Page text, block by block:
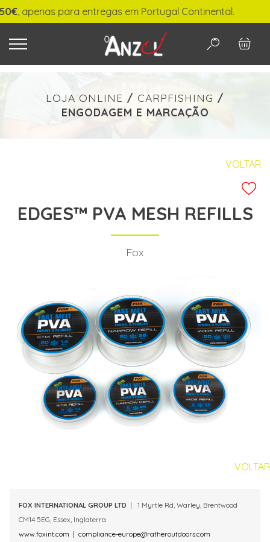
O QUE PROCURA?
-
PESQUISAR
apenas para entregas em Portugal Continental.
LOJA ONLINE / CARPFISHING /
ENGODAGEM E MARCAÇÃO
VOLTAR
EDGES™ PVA MESH REFILLS
Fox
VOLTAR
FOX INTERNATIONAL GROUP LTD | 1 Myrtle Rd, Warley, Brentwood
CM14 5EG, Essex, Inglaterra
www.foxint.com | compliance-europe@ratheroutdoors.com